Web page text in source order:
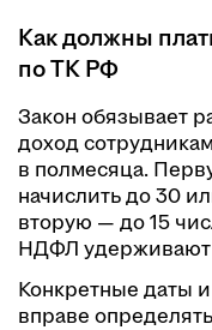
Как должны
по ТК РФ
Закон обязывает
доход
в полмесяца.
начислить до 30
вторую — до 15
НДФЛ удерживают
Конкретные даты
вправе